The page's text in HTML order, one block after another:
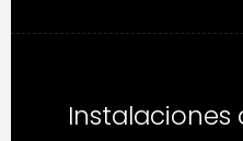
Instalaciones